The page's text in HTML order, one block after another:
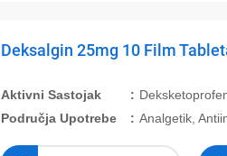
Deksalgin 25mg 10 Film
Aktivni Sastojak
Područja Upotrebe
Analgetik,